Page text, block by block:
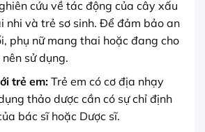
cứu về tác động của cây xấu
nhi và trẻ sơ sinh. Để đảm bảo an
phụ nữ mang thai hoặc đang cho
sử dụng.
trẻ em:Trẻ em có cơ địa nhạy
thảo dược cần có sự chỉ định
bác sĩ hoặc Dược sĩ.